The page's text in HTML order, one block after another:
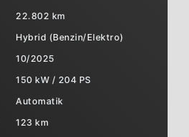
22.802 km
Hybrid (Benzin/Elektro)
10/2025
150 kW / 204 PS
Automatik
123 km